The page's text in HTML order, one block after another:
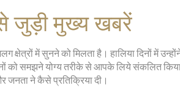
जुड़ी मुख्य खबरें
में सुनने को मिलता है। हालिया दिनों में
को समझने योग्य तरीके से आपके लिये संकलित
जनता ने कैसे प्रतिक्रिया दी।